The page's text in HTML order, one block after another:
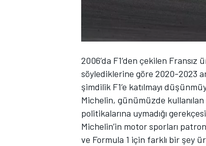
2006’da F1’den çekilen
söylediklerine göre 2020-2023
şimdilik F1’e katılmayı
Michelin, günümüzde
politikalarına uymadığı
Michelin’in motor sporları
ve Formula 1 için farklı bir şey